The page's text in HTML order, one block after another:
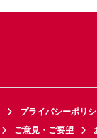
プライバシーポリ
ご意見・ご要望